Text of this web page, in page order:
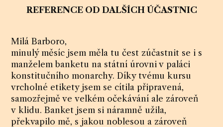
REFERENCE OD DALŠÍCH ÚČASTNIC
Milá Barboro,
minulý měsíc jsem měla tu čest zúčastnit se i s
manželem banketu na státní úrovni v paláci
konstitučního monarchy. Díky tvému kursu
vrcholné etikety jsem se cítila připravená,
samozřejmě ve velkém očekávání ale zároveň
v klidu. Banket jsem si náramně užila,
překvapilo mě, s jakou noblesou a zároveň